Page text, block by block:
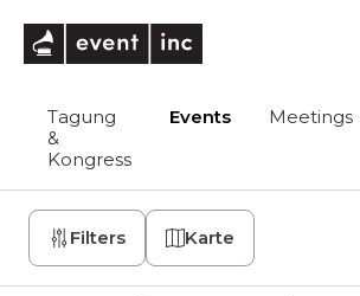
Tagung
&
Kongress
Events Meetings
Filters Karte